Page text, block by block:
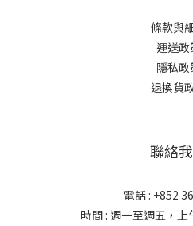
條款與
運送政
隱私政
退換貨
聯絡
電話 : +852
時間 : 週一至週五，